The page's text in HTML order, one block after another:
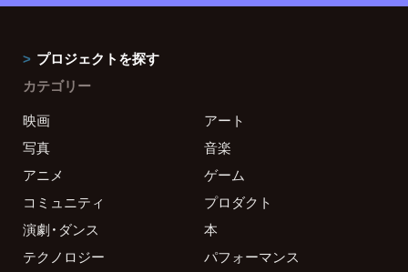
プロジェクトを探す
カテゴリー
映画
アート
写真
音楽
アニメ
ゲーム
コミュニティ
プロダクト
演劇・ダンス
本
テクノロジー
パフォーマンス